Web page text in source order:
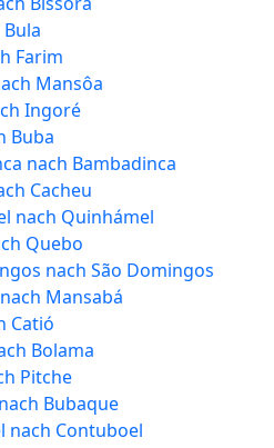
Farim
Mansôa
Ingoré
Buba
nach Bambadinca
Cacheu
nach Quinhámel
Quebo
nach São Domingos
Mansabá
Catió
Bolama
Pitche
Bubaque
nach Contuboel